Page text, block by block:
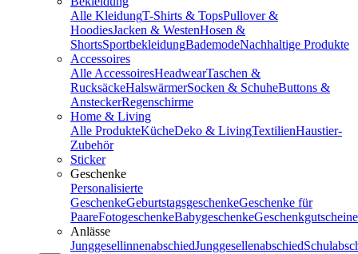
Alle KleidungT-Shirts & TopsPullover &
HoodiesJacken & WestenHosen &
ShortsSportbekleidungBademodeNachhaltige Produkte
Accessoires
Alle AccessoiresHeadwearTaschen &
RucksäckeHalswärmerSocken & SchuheButtons &
AnsteckerRegenschirme
Home & Living
Alle ProdukteKücheDeko & LivingTextilienHaustier-
Zubehör
Sticker
Geschenke
Personalisierte
GeschenkeGeburtstagsgeschenkeGeschenke für
PaareFotogeschenkeBabygeschenkeGeschenkgutscheine
Anlässe
JunggesellinnenabschiedJunggesellenabschied